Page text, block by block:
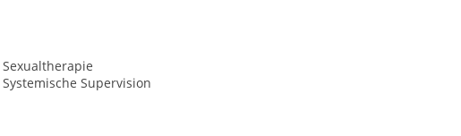
Sexualtherapie
Systemische Supervision